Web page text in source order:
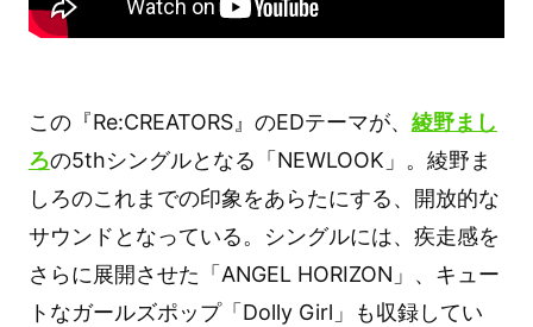
この『Re:CREATORS』のEDテーマが、 綾野まし
ろの5thシングルとなる「NEWLOOK」。綾野ま
しろのこれまでの印象をあらたにする、開放的な
サウンドとなっている。シングルには、疾走感を
さらに展開させた「ANGEL HORIZON」、キュー
トなガールズポップ「Dolly Girl」も収録してい